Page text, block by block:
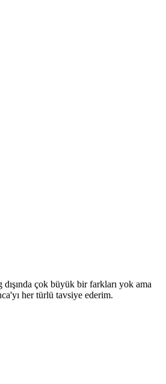
çok büyük bir farkları yok ama
her türlü tavsiye ederim.